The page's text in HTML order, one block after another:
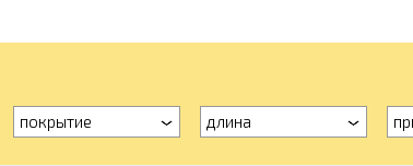
покрытие длина